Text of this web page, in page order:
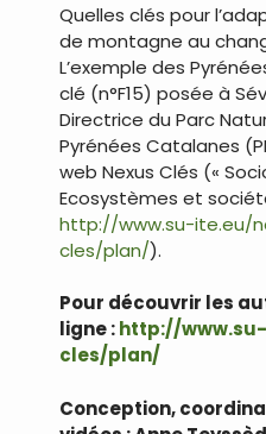
Quelles clés pour
de montagne au
L’exemple des
clé (n°F15) posée à
Directrice du Parc
Pyrénées Catalanes
web Nexus Clés («
Ecosystèmes et
http://www.su-ite.eu/
cles/plan/).
Pour découvrir les
ligne :http://
cles/plan/
Conception,